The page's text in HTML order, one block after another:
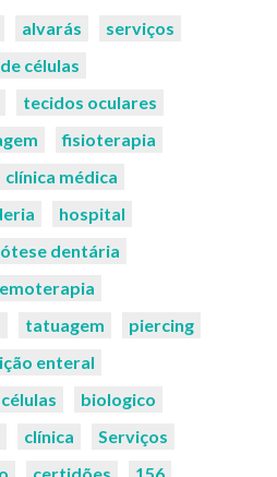
alvarás
serviços
células
tecidos oculares
fisioterapia
clínica médica
hospital
dentária
tatuagem
piercing
enteral
células
biologico
clínica
Serviços